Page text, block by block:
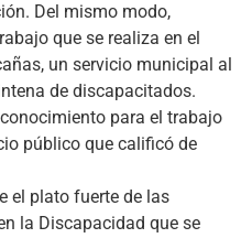
Del mismo modo,
que se realiza en el
un servicio municipal al
de discapacitados.
para el trabajo
público que calificó de
el plato fuerte de las
la Discapacidad que se